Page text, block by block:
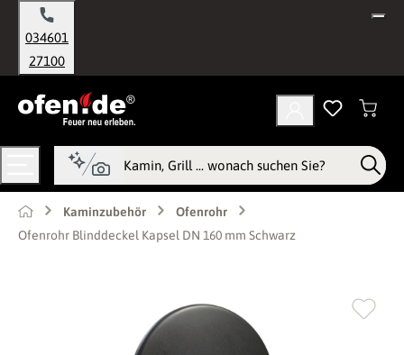
springen
034601
27100
Kaminzubehör
Ofenrohr
Ofenrohr Blinddeckel Kapsel DN 160 mm Schwarz